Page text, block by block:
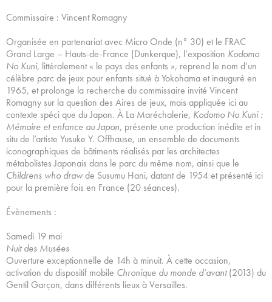
Commissaire : Vincent Romagny
Organisée en partenariat avec Micro Onde (n° 30) et le FRAC
Grand Large – Hauts-de-France (Dunkerque), l’exposition Kodomo
No Kuni, littéralement « le pays des enfants », reprend le nom d’un
célèbre parc de jeux pour enfants situé à Yokohama et inauguré en
1965, et prolonge la recherche du commissaire invité Vincent
Romagny sur la question des Aires de jeux, mais appliquée ici au
contexte spéci que du Japon. À La Maréchalerie, Kodomo No Kuni :
Mémoire et enfance au Japon, présente une production inédite et in
situ de l’artiste Yusuke Y. Offhause, un ensemble de documents
iconographiques de bâtiments réalisés par les architectes
métabolistes Japonais dans le parc du même nom, ainsi que le
Childrens who drawde Susumu Hani, datant de 1954 et présenté ici
pour la première fois en France (20 séances).
Évènements :
Samedi 19 mai
Nuit des Musées
Ouverture exceptionnelle de 14h à minuit. À cette occasion,
activation du dispositif mobile Chronique du monde d’avant(2013) du
Gentil Garçon, dans différents lieux à Versailles.